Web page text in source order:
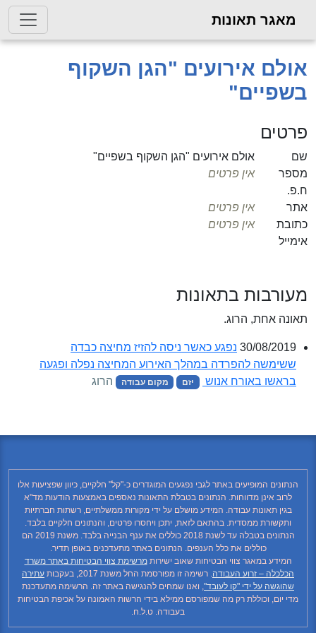
מאגר תאונות
אולם אירועים "הגן השקוף
בשפיים"
פרטים
שם
אולם אירועים "הגן השקוף בשפיים"
מספר
ח.פ.
אין פרטים
אתר
אין פרטים
כתובת
אימייל
אין פרטים
מעורבות בתאונות
תאונה אחת, הרוג.
30/08/2019 נפגע כאשר ניסה להזיז מחיצה כבדה
ששימשה להפרדה במהלך האירוע המחיצה נפלה ופגעה
בראשו באורח אנוש
יזם מקום עבודה הרוג
הנתונים המופיעים באתר לגבי נפגעים המוגדרים כ-"קל" חלקיים, כיוון שפציעות אלו
לרוב אינן מדווחות. הנתונים בטבלת התאונות נאספים באמצעות הודעות מד"א
בגין תאונות עבודה. המידע מושלם על ידי מקורות ממשלתיים, רשתות חברתיות
ותקשורת ממסדית. בהתאם לזאת, יתכן ויחסרו פרטים, והנתונים חלקיים בלבד.
הנתונים בטבלה עד לשנת 2018 כוללים את ענף הבנייה בלבד. משנת 2019 הם
כוללים את כלל הענפים. הנתונים באתר מתעדכנים באופן תדיר.
המידע במאגר צווי הבטיחות שאוב ישירותמרשימת צווי הבטיחות באתר משרד
הכלכלה – זרוע העבודה. רשימה זו מפורסמת החל משנת 2017, בעקבות
עתירה
שהוגשה על ידי "קו לעובד", ואנו שמחים להנגישה באתר זה. הרשימה מתעדכנת
מדי יום, וכוללת רק מה שמפורסם ממילא בידי הרשות האמונה על אכיפת הבטיחות
בעבודה. ט.ל.ח.